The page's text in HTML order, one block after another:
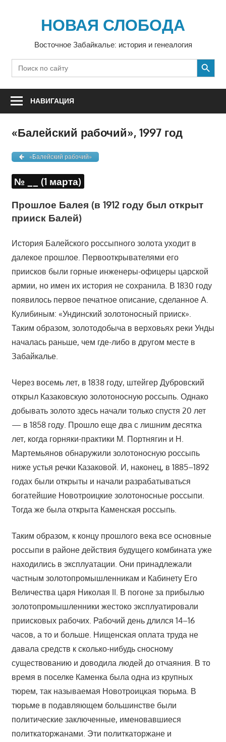
содержимомуНОВАЯ СЛОБОДА
Восточное Забайкалье: история и генеалогия
Search
for:
SEARCH BUTTON
НАВИГАЦИЯ
«Балейский рабочий», 1997 год
«Балейский рабочий»
№ __ (1 марта)
Прошлое Балея (в 1912 году был открыт
прииск Балей)
История Балейского россыпного золота уходит в
далекое прошлое. Первооткрывателями его
приисков были горные инженеры-офицеры царской
армии, но имен их история не сохранила. В 1830 году
появилось первое печатное описание, сделанное А.
Кулибиным: «Ундинский золотоносный прииск».
Таким образом, золотодобыча в верховьях реки Унды
началась раньше, чем где-либо в другом месте в
Забайкалье.
Через восемь лет, в 1838 году, штейгер Дубровский
открыл Казаковскую золотоносную россыпь. Однако
добывать золото здесь начали только спустя 20 лет
— в 1858 году. Прошло еще два с лишним десятка
лет, когда горняки-практики М. Портнягин и Н.
Мартемьянов обнаружили золотоносную россыпь
ниже устья речки Казаковой. И, наконец, в 1885–1892
годах были открыты и начали разрабатываться
богатейшие Новотроицкие золотоносные россыпи.
Тогда же была открыта Каменская россыпь.
Таким образом, к концу прошлого века все основные
россыпи в районе действия будущего комбината уже
находились в эксплуатации. Они принадлежали
частным золотопромышленникам и Кабинету Его
Величества царя Николая II. В погоне за прибылью
золотопромышленники жестоко эксплуатировали
приисковых рабочих. Рабочий день длился 14–16
часов, а то и больше. Нищенская оплата труда не
давала средств к сколько-нибудь сносному
существованию и доводила людей до отчаяния. В то
время в поселке Каменка была одна из крупных
тюрем, так называемая Новотроицкая тюрьма. В
тюрьме в подавляющем большинстве были
политические заключенные, именовавшиеся
политкаторжанами. Эти политкаторжане и